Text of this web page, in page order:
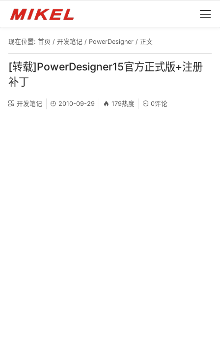
现在位置: 首页 / 开发笔记 / PowerDesigner / 正文
[转载]PowerDesigner15官方正式版+注册
补丁
开发笔记 2010-09-29 179热度 0评论